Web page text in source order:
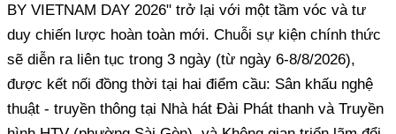
BY VIETNAM DAY 2026" trở lại với một tầm vóc và tư
duy chiến lược hoàn toàn mới. Chuỗi sự kiện chính thức
sẽ diễn ra liên tục trong 3 ngày (từ ngày 6-8/8/2026),
được kết nối đồng thời tại hai điểm cầu: Sân khấu nghệ
thuật - truyền thông tại Nhà hát Đài Phát thanh và Truyền